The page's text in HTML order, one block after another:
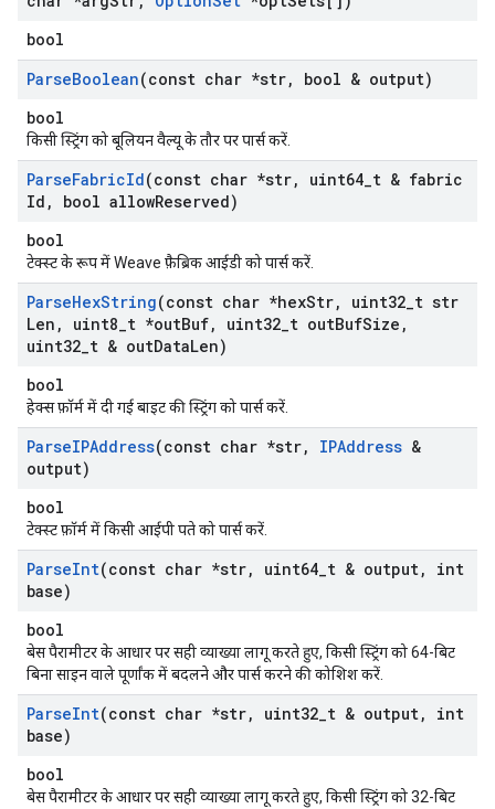
bool
ParseBoolean(const char *str,
bool & output)
bool
किसी स्ट्रिंग को बूलियन वैल्यू के तौर पर पार्स करें.
ParseFabricId(const char *str, uint64 t & fabric
Id , bool allowReserved)
bool
टेक्स्ट के रूप में Weave फ़ैब्रिक आईडी को पार्स करें.
ParseHexString(const char *hexStr, uint32 t str
Len , uint8 t *outBuf, uint32 t outBufSize ,
uint32 t & outDataLen)
bool
हेक्स फ़ॉर्म में दी गई बाइट की स्ट्रिंग को पार्स करें.
ParseIPAddress(const char *str, IPAddress &
output)
bool
टेक्स्ट फ़ॉर्म में किसी आईपी पते को पार्स करें.
ParseInt(const char *str, uint64 t & output,
int
base)
bool
बेस पैरामीटर के आधार पर सही व्याख्या लागू करते हुए, किसी स्ट्रिंग को 64-बिट
बिना साइन वाले पूर्णांक में बदलने और पार्स करने की कोशिश करें.
ParseInt(const char *str, uint32 t & output,
int
base)
bool
बेस पैरामीटर के आधार पर सही व्याख्या लागू करते हुए, किसी स्ट्रिंग को 32-बिट